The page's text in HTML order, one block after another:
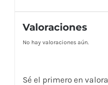
Valoraciones
No hay valoraciones aún.
Sé el primero en